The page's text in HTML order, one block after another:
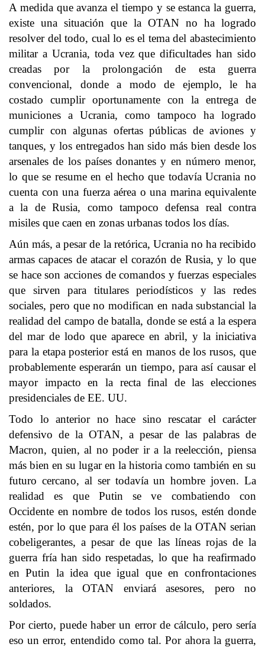
A medida que avanza el tiempo y se estanca la guerra,
existe una situación que la OTAN no ha logrado
resolver del todo, cual lo es el tema del abastecimiento
militar a Ucrania, toda vez que dificultades han sido
creadas por la prolongación de esta guerra
convencional, donde a modo de ejemplo, le ha
costado cumplir oportunamente con la entrega de
municiones a Ucrania, como tampoco ha logrado
cumplir con algunas ofertas públicas de aviones y
tanques, y los entregados han sido más bien desde los
arsenales de los países donantes y en número menor,
lo que se resume en el hecho que todavía Ucrania no
cuenta con una fuerza aérea o una marina equivalente
a la de Rusia, como tampoco defensa real contra
misiles que caen en zonas urbanas todos los días.
Aún más, a pesar de la retórica, Ucrania no ha recibido
armas capaces de atacar el corazón de Rusia, y lo que
se hace son acciones de comandos y fuerzas especiales
que sirven para titulares periodísticos y las redes
sociales, pero que no modifican en nada substancial la
realidad del campo de batalla, donde se está a la espera
del mar de lodo que aparece en abril, y la iniciativa
para la etapa posterior está en manos de los rusos, que
probablemente esperarán un tiempo, para así causar el
mayor impacto en la recta final de las elecciones
presidenciales de EE. UU.
Todo lo anterior no hace sino rescatar el carácter
defensivo de la OTAN, a pesar de las palabras de
Macron, quien, al no poder ir a la reelección, piensa
más bien en su lugar en la historia como también en su
futuro cercano, al ser todavía un hombre joven. La
realidad es que Putin se ve combatiendo con
Occidente en nombre de todos los rusos, estén donde
estén, por lo que para él los países de la OTAN serian
cobeligerantes, a pesar de que las líneas rojas de la
guerra fría han sido respetadas, lo que ha reafirmado
en Putin la idea que igual que en confrontaciones
anteriores, la OTAN enviará asesores, pero no
soldados.
Por cierto, puede haber un error de cálculo, pero sería
eso un error, entendido como tal. Por ahora la guerra,